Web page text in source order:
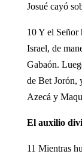
Josué cayó
10 Y el Señor
Israel, de
Gabaón.
de Bet Jorón,
Azecá y
El auxilio
11 Mientras